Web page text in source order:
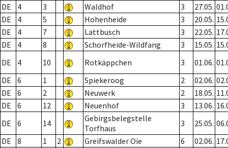
DE
4 3 Waldhof 3 27.05.
DE
4 5 Hohenheide 3 20.05.
DE
4 7 Lattbusch 3 22.05.
DE
4 8 Schorfheide-Wildfang 3 15.05.
DE
4 10 Rotkäppchen 3 01.06.
DE
6 1 Spiekeroog 2 02.06.
DE
6 2 Neuwerk 2 18.05.
DE
6 12 Neuenhof 3 13.06.
DE
6 14
Gebirgsbelegstelle
Torfhaus
3 25.05.
DE
8 1 2 Greifswalder Oie 6 02.06.